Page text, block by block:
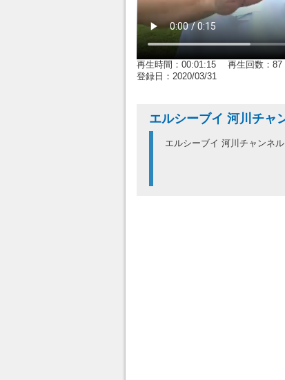
再生時間：00:01:15 再生回数：87
登録日：2020/03/31
エルシーブイ 河川チャ
エルシーブイ 河川チャンネ